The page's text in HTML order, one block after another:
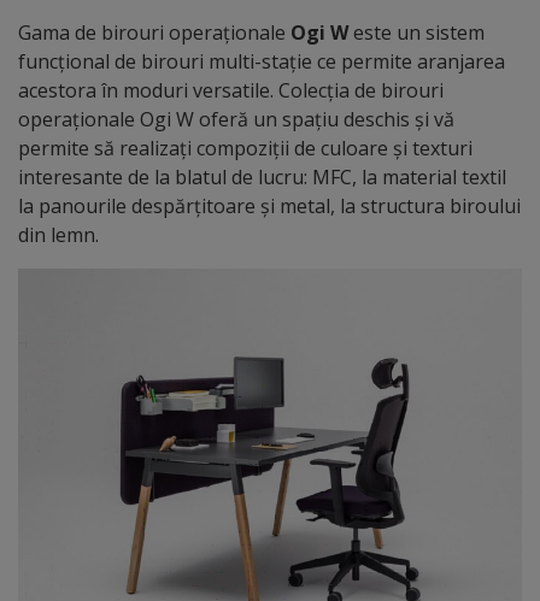
Gama de birouri operaționale Ogi Weste un sistem
funcțional de birouri multi-stație ce permite aranjarea
acestora în moduri versatile. Colecția de birouri
operaționale Ogi W oferă un spațiu deschis și vă
permite să realizați compoziții de culoare și texturi
interesante de la blatul de lucru: MFC, la material textil
la panourile despărțitoare și metal, la structura biroului
din lemn.